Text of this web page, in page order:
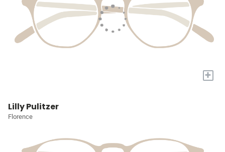
+
Lilly Pulitzer
Florence